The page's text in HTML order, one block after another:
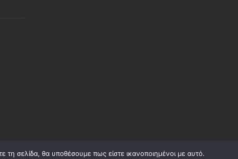
τη σελίδα, θα υποθέσουμε πως είστε ικανοποιημένοι με αυτό.